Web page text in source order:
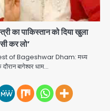
का पाकिस्तान को दिया खुला
कर लो’
of Bageshwar Dham: मध्य
बागेश्वर धाम…
मुख्य साजिशकर्ता क्राइम ब्रांच
गैंग का कुख्यात बदमाश राजस्थान